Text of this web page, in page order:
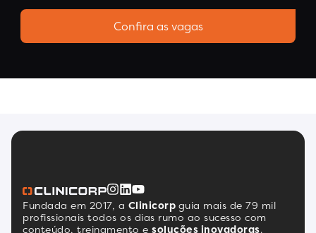
Confira as vagas
Fundada em 2017, a Clinicorp guia mais de 79 mil
profissionais todos os dias rumo ao sucesso com
conteúdo, treinamento e soluções inovadoras.